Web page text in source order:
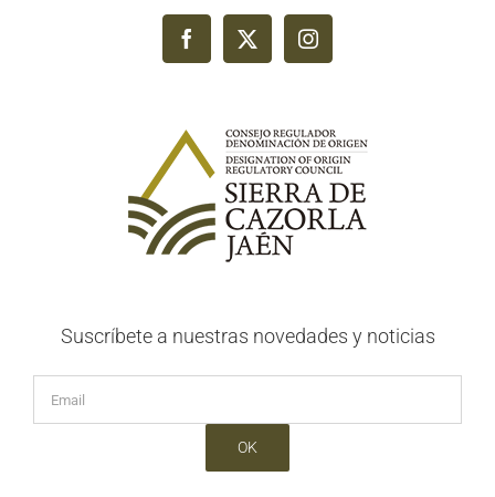
Suscríbete a nuestras novedades y noticias